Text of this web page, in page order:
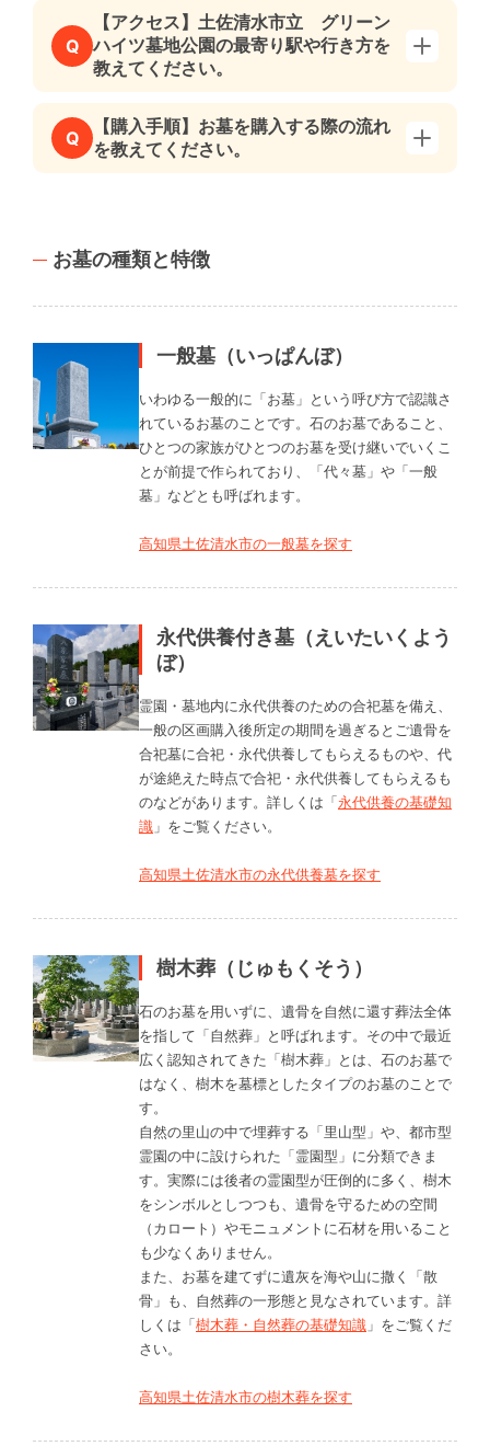
Q
【アクセス】土佐清水市立 グリーン
ハイツ墓地公園の最寄り駅や行き方を
教えてください。
Q
【購入手順】お墓を購入する際の流れ
を教えてください。
お墓の種類と特徴
一般墓（いっぱんぼ）
いわゆる一般的に「お墓」という呼び方で認識さ
れているお墓のことです。石のお墓であること、
ひとつの家族がひとつのお墓を受け継いでいくこ
とが前提で作られており、「代々墓」や「一般
墓」などとも呼ばれます。
高知県土佐清水市の一般墓を探す
永代供養付き墓（えいたいくよう
ぼ）
霊園・墓地内に永代供養のための合祀墓を備え、
一般の区画購入後所定の期間を過ぎるとご遺骨を
合祀墓に合祀・永代供養してもらえるものや、代
が途絶えた時点で合祀・永代供養してもらえるも
のなどがあります。詳しくは「永代供養の基礎知
識 」をご覧ください。
高知県土佐清水市の永代供養墓を探す
樹木葬（じゅもくそう）
石のお墓を用いずに、遺骨を自然に還す葬法全体
を指して「自然葬」と呼ばれます。その中で最近
広く認知されてきた「樹木葬」とは、石のお墓で
はなく、樹木を墓標としたタイプのお墓のことで
す。
自然の里山の中で埋葬する「里山型」や、都市型
霊園の中に設けられた「霊園型」に分類できま
す。実際には後者の霊園型が圧倒的に多く、樹木
をシンボルとしつつも、遺骨を守るための空間
（カロート）やモニュメントに石材を用いること
も少なくありません。
また、お墓を建てずに遺灰を海や山に撒く「散
骨」も、自然葬の一形態と見なされています。詳
しくは「樹木葬・自然葬の基礎知識 」をご覧くだ
さい。
高知県土佐清水市の樹木葬を探す